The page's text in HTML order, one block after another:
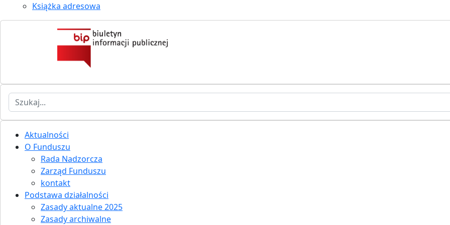
Książka adresowa
Szukaj
Aktualności
O Funduszu
Rada Nadzorcza
Zarząd Funduszu
kontakt
Podstawa działalności
Zasady aktualne 2025
Zasady archiwalne